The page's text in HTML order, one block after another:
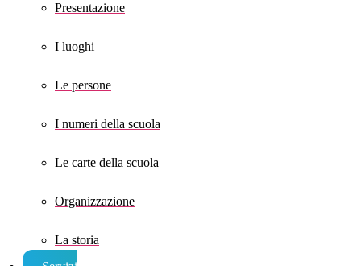
Presentazione
I luoghi
Le persone
I numeri della scuola
Le carte della scuola
Organizzazione
La storia